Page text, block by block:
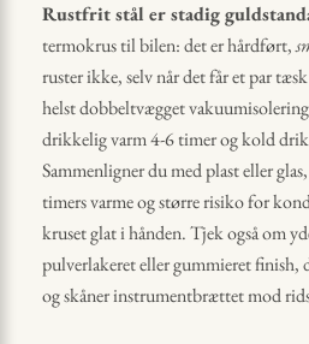
Rustfrit stål er stadig
termokrus til bilen: det er hårdført,
ruster ikke, selv når det får et par
helst dobbeltvægget
drikkelig varm 4-6 timer og kold
Sammenligner du med plast eller
timers varme og større risiko for
kruset glat i hånden. Tjek også om
pulverlakeret eller gummieret finish,
og skåner instrumentbrættet mod